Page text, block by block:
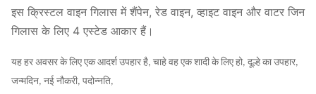
इस क्रिस्टल वाइन गिलास में शैंपेन, रेड वाइन, व्हाइट वाइन और वाटर जिन
गिलास के लिए 4 एस्टेड आकार हैं।
यह हर अवसर के लिए एक आदर्श उपहार है, चाहे वह एक शादी के लिए हो, दूल्हे का उपहार,
जन्मदिन, नई नौकरी, पदोन्नति,